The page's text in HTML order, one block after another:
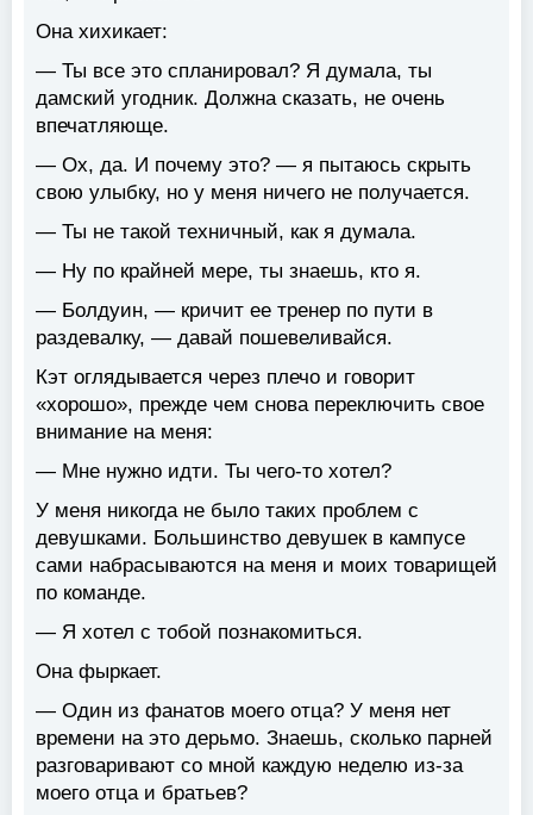
Она хихикает:
— Ты все это спланировал? Я думала, ты
дамский угодник. Должна сказать, не очень
впечатляюще.
— Ох, да. И почему это? — я пытаюсь скрыть
свою улыбку, но у меня ничего не получается.
— Ты не такой техничный, как я думала.
— Ну по крайней мере, ты знаешь, кто я.
— Болдуин, — кричит ее тренер по пути в
раздевалку, — давай пошевеливайся.
Кэт оглядывается через плечо и говорит
«хорошо», прежде чем снова переключить свое
внимание на меня:
— Мне нужно идти. Ты чего-то хотел?
У меня никогда не было таких проблем с
девушками. Большинство девушек в кампусе
сами набрасываются на меня и моих товарищей
по команде.
— Я хотел с тобой познакомиться.
Она фыркает.
— Один из фанатов моего отца? У меня нет
времени на это дерьмо. Знаешь, сколько парней
разговаривают со мной каждую неделю из-за
моего отца и братьев?